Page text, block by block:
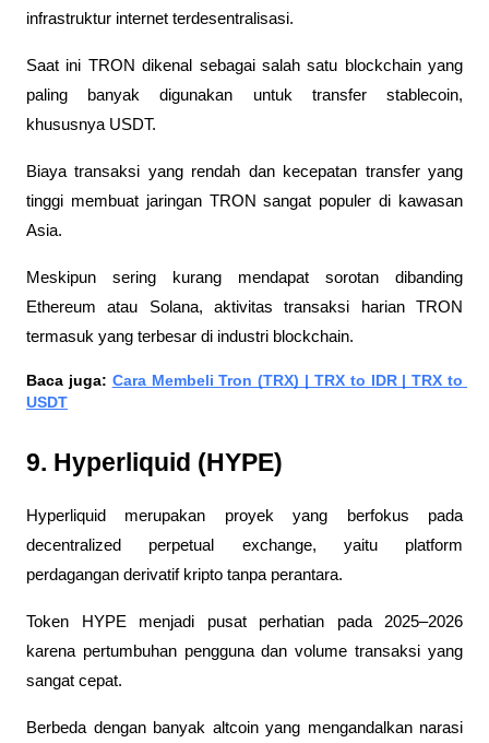
infrastruktur internet terdesentralisasi.
Saat ini TRON dikenal sebagai salah satu blockchain yang
paling banyak digunakan untuk transfer stablecoin,
khususnya USDT.
Biaya transaksi yang rendah dan kecepatan transfer yang
tinggi membuat jaringan TRON sangat populer di kawasan
Asia.
Meskipun sering kurang mendapat sorotan dibanding
Ethereum atau Solana, aktivitas transaksi harian TRON
termasuk yang terbesar di industri blockchain.
Baca juga: Cara Membeli Tron (TRX) | TRX to IDR | TRX to
USDT
9. Hyperliquid (HYPE)
Hyperliquid merupakan proyek yang berfokus pada
decentralized perpetual exchange, yaitu platform
perdagangan derivatif kripto tanpa perantara.
Token HYPE menjadi pusat perhatian pada 2025–2026
karena pertumbuhan pengguna dan volume transaksi yang
sangat cepat.
Berbeda dengan banyak altcoin yang mengandalkan narasi